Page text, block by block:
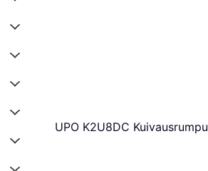
UPO K2U8DC Kuivausrumpu